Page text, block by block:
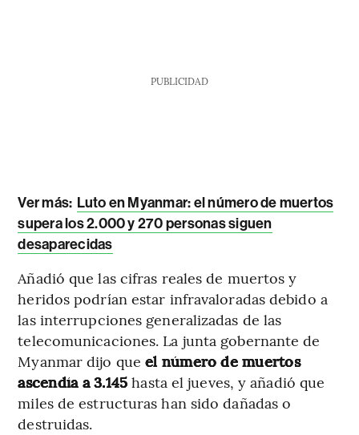
PUBLICIDAD
Ver más: Luto en Myanmar: el número de muertos
supera los 2.000 y 270 personas siguen
desaparecidas
Añadió que las cifras reales de muertos y
heridos podrían estar infravaloradas debido a
las interrupciones generalizadas de las
telecomunicaciones. La junta gobernante de
Myanmar dijo queel número de muertos
ascendía a 3.145 hasta el jueves, y añadió que
miles de estructuras han sido dañadas o
destruidas.